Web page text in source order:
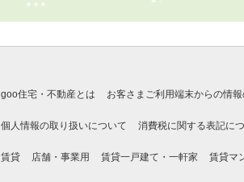
goo住宅・不動産とは お客さまご利用端末からの情
個人情報の取り扱いについて 消費税に関する表記に
賃貸 店舗・事業用 賃貸一戸建て・一軒家 賃貸マ